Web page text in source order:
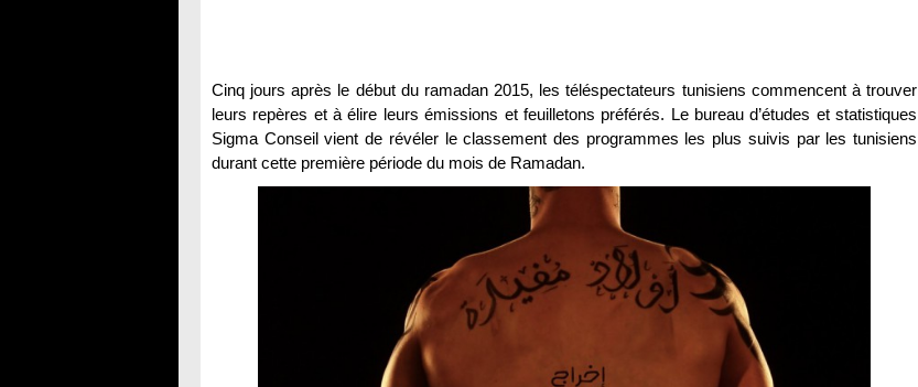
Cinq jours après le début du ramadan 2015, les téléspectateurs tunisiens commencent à trouver
leurs repères et à élire leurs émissions et feuilletons préférés. Le bureau d’études et statistiques
Sigma Conseil vient de révéler le classement des programmes les plus suivis par les tunisiens
durant cette première période du mois de Ramadan.